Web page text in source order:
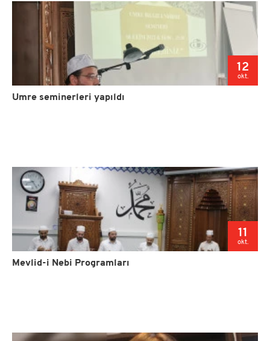
12
okt.
Umre seminerleri yapıldı
11
okt.
Mevlid-i Nebi Programları